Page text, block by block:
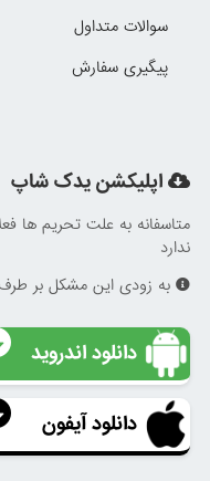
سوالات متداول
پیگیری سفارش
اپلیکشن یدک شاپ
متاسفانه به علت تحریم ها
ندارد
به زودی این مشکل بر
دانلود اندروید
دانلود آیفون